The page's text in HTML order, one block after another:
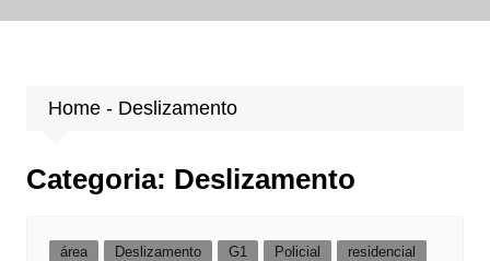
Home- Deslizamento
Categoria: Deslizamento
área Deslizamento G1 Policial residencial